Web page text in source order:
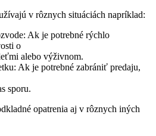
v rôznych situáciách napríklad:
Ak je potrebné rýchlo
o
alebo výživnom.
Ak je potrebné zabrániť predaju,
sporu.
opatrenia aj v rôznych iných